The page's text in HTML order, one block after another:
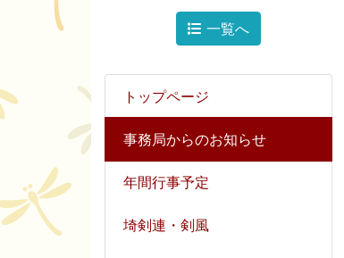
一覧へ
トップページ
事務局からのお知らせ
年間行事予定
埼剣連・剣風